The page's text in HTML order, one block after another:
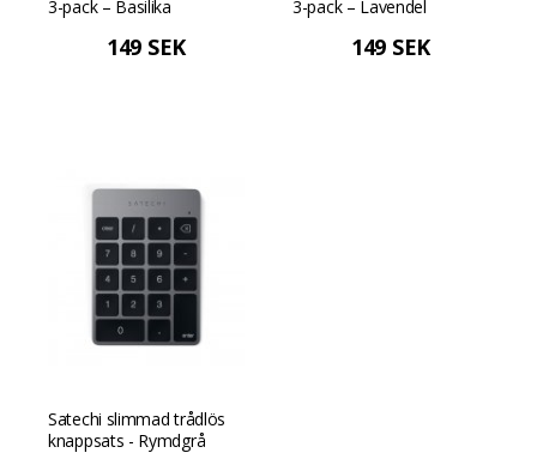
3-pack – Basilika
149 SEK
3-pack – Lavendel
149 SEK
Satechi slimmad trådlös
knappsats - Rymdgrå